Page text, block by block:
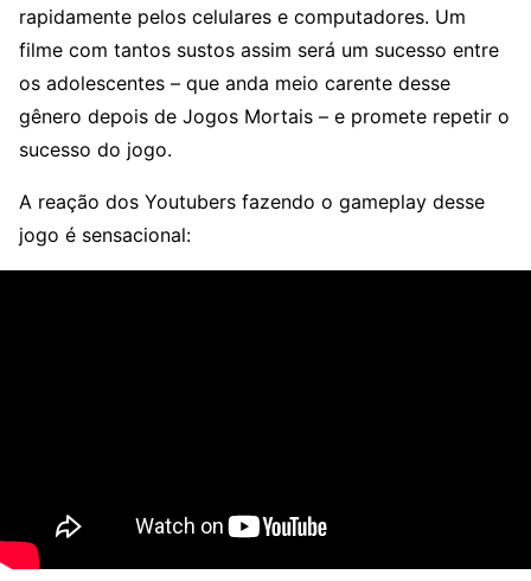
rapidamente pelos celulares e computadores. Um
filme com tantos sustos assim será um sucesso entre
os adolescentes – que anda meio carente desse
gênero depois de Jogos Mortais – e promete repetir o
sucesso do jogo.
A reação dos Youtubers fazendo o gameplay desse
jogo é sensacional: